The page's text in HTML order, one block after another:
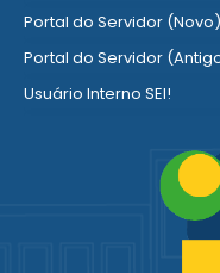
Portal do Servidor (Novo)
Portal do Servidor
Usuário Interno SEI!
Portal do Segurado
Manual de Gestão